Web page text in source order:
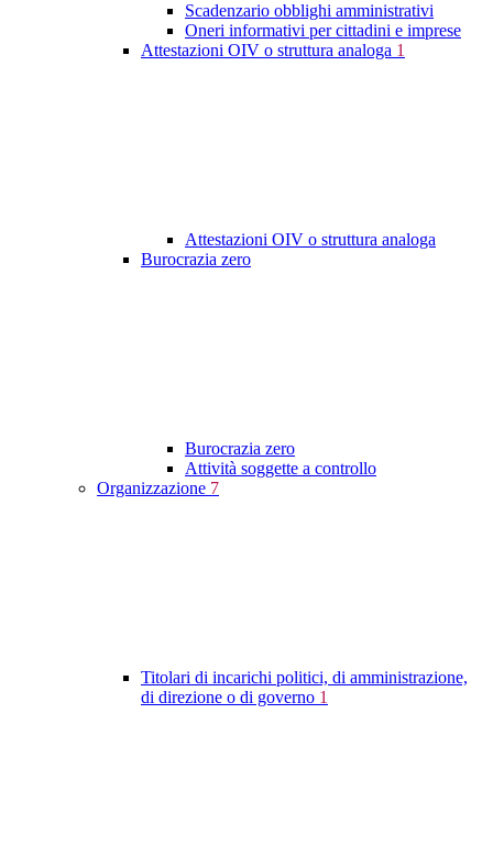
Scadenzario obblighi amministrativi
Oneri informativi per cittadini e imprese
Attestazioni OIV o struttura analoga 1
Attestazioni OIV o struttura analoga
Burocrazia zero
Burocrazia zero
Attività soggette a controllo
Organizzazione 7
Titolari di incarichi politici, di amministrazione,
di direzione o di governo 1